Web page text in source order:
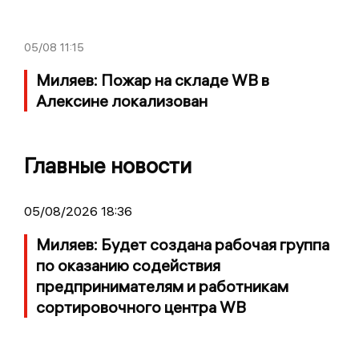
05/08 11:15
Миляев: Пожар на складе WB в
Алексине локализован
Главные новости
05/08/2026 18:36
Миляев: Будет создана рабочая группа
по оказанию содействия
предпринимателям и работникам
сортировочного центра WB